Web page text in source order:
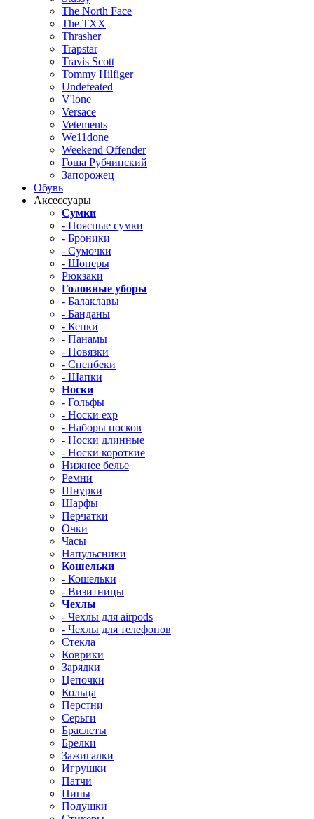
The North Face
The TXX
Thrasher
Trapstar
Travis Scott
Tommy Hilfiger
Undefeated
V'lone
Versace
Vetements
We11done
Weekend Offender
Гоша Рубчинский
Запорожец
Обувь
Аксессуары
Сумки
- Поясные сумки
- Броники
- Сумочки
- Шоперы
Рюкзаки
Головные уборы
- Балаклавы
- Банданы
- Кепки
- Панамы
- Повязки
- Снепбеки
- Шапки
Носки
- Гольфы
- Носки exp
- Наборы носков
- Носки длинные
- Носки короткие
Нижнее белье
Ремни
Шнурки
Шарфы
Перчатки
Очки
Часы
Напульсники
Кошельки
- Кошельки
- Визитницы
Чехлы
- Чехлы для airpods
- Чехлы для телефонов
Стекла
Коврики
Зарядки
Цепочки
Кольца
Перстни
Серьги
Браслеты
Брелки
Зажигалки
Игрушки
Патчи
Пины
Подушки